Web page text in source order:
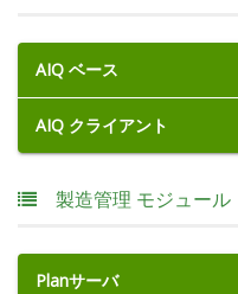
AIQ ベース
AIQ クライアント
製造管理 モジュール
Planサーバ